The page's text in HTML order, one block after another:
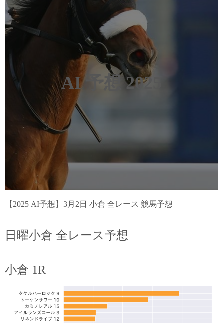
AI 予想 2025
【2025 AI予想】3月2日 小倉 全レース 競馬予想
日曜小倉 全レース予想
小倉 1R